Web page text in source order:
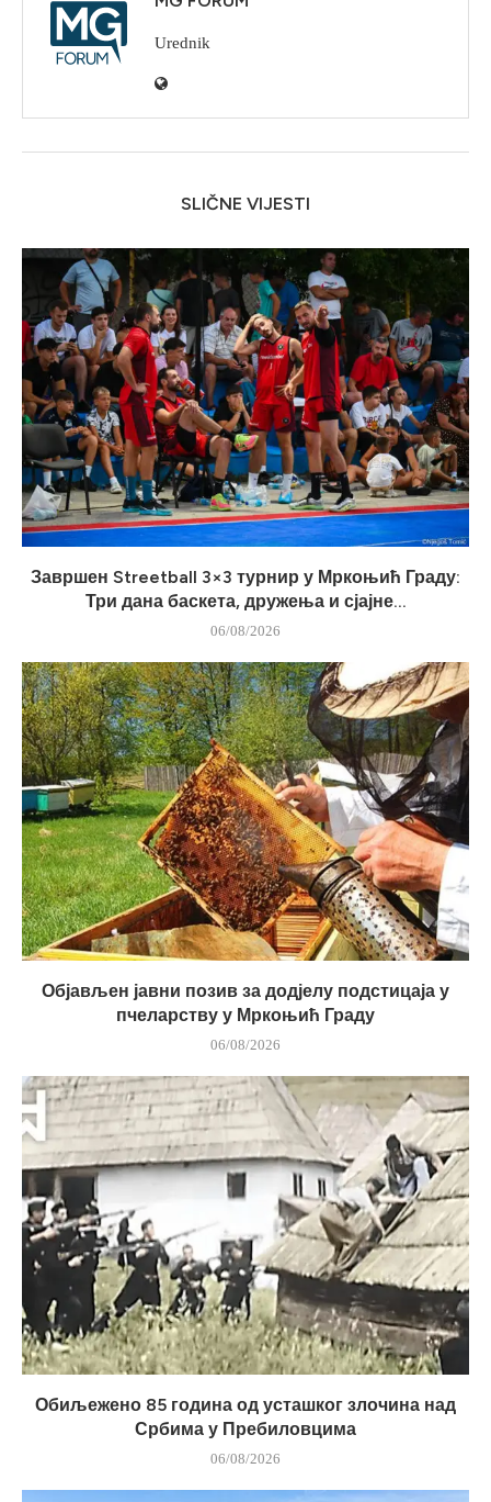
Urednik
SLIČNE VIJESTI
Завршен Streetball 3×3 турнир у Мркоњић Граду:
Три дана баскета, дружења и сјајне...
06/08/2026
Објављен јавни позив за додјелу подстицаја у
пчеларству у Мркоњић Граду
06/08/2026
Обиљежено 85 година од усташког злочина над
Србима у Пребиловцима
06/08/2026